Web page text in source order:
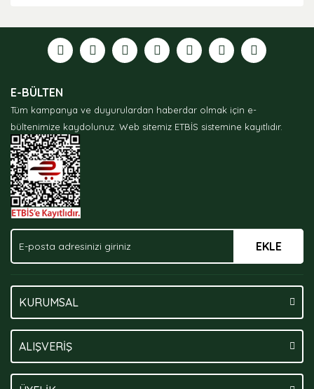
formunu kullanarak tarafımıza iletebilirsiniz.
Görüş ve önerileriniz için teşekkür ederiz.
Ürün açıklamasında eksik bilgiler bulunuyor.
Ürün bilgilerinde hatalar bulunuyor.
Ürün fiyatı diğer sitelerden daha pahalı.
Bu ürüne benzer farklı alternatifler olmalı.
E-BÜLTEN
Tüm kampanya ve duyurulardan haberdar olmak için e-
bültenimize kaydolunuz. Web sitemiz ETBİS sistemine kayıtlıdır.
EKLE
KURUMSAL
ALIŞVERİŞ